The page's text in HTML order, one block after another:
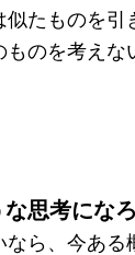
似たものを引
ものを考えな
思考になろ
ら、今ある